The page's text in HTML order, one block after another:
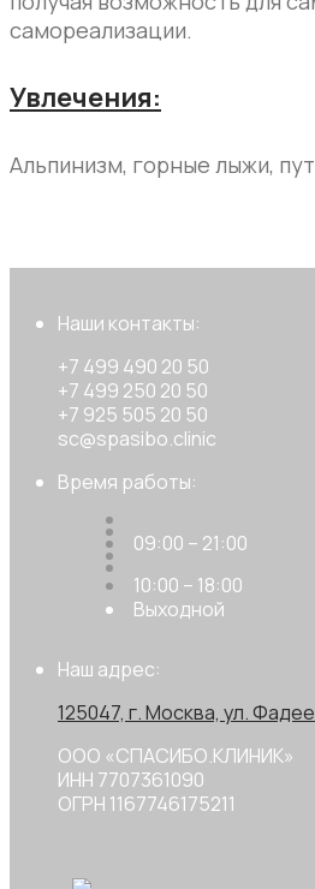
самореализации.
Увлечения:
Альпинизм, горные лыжи,
Наши контакты:
+7 499 490 20 50
+7 499 250 20 50
+7 925 505 20 50
sc@spasibo.clinic
Время работы:
09:00 – 21:00
10:00 – 18:00
Выходной
Наш адрес:
125047, г. Москва, ул.
ООО «СПАСИБО.КЛИНИК»
ИНН 7707361090
ОГРН 1167746175211